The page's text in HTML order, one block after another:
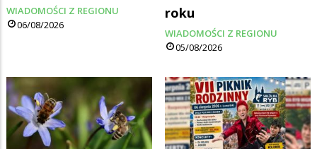
WIADOMOŚCI Z REGIONU
06/08/2026
roku
WIADOMOŚCI Z REGIONU
05/08/2026